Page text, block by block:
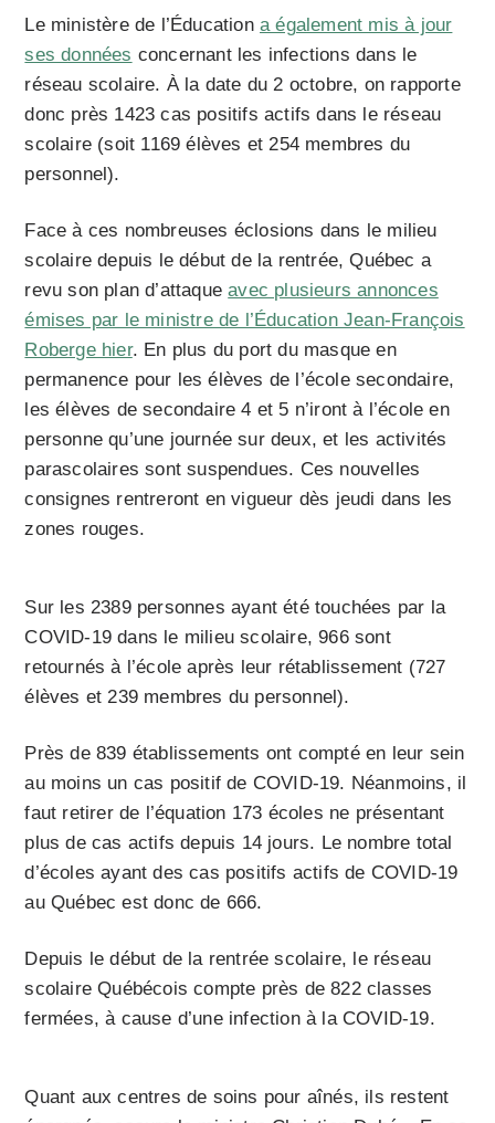
Le ministère de l’Éducationa également mis à jour
ses données concernant les infections dans le
réseau scolaire. À la date du 2 octobre, on rapporte
donc près 1423 cas positifs actifs dans le réseau
scolaire (soit 1169 élèves et 254 membres du
personnel).
Face à ces nombreuses éclosions dans le milieu
scolaire depuis le début de la rentrée, Québec a
revu son plan d’attaqueavec plusieurs annonces
émises par le ministre de l’Éducation Jean-François
Roberge hier. En plus du port du masque en
permanence pour les élèves de l’école secondaire,
les élèves de secondaire 4 et 5 n’iront à l’école en
personne qu’une journée sur deux, et les activités
parascolaires sont suspendues. Ces nouvelles
consignes rentreront en vigueur dès jeudi dans les
zones rouges.
Sur les 2389 personnes ayant été touchées par la
COVID-19 dans le milieu scolaire, 966 sont
retournés à l’école après leur rétablissement (727
élèves et 239 membres du personnel).
Près de 839 établissements ont compté en leur sein
au moins un cas positif de COVID-19. Néanmoins, il
faut retirer de l’équation 173 écoles ne présentant
plus de cas actifs depuis 14 jours. Le nombre total
d’écoles ayant des cas positifs actifs de COVID-19
au Québec est donc de 666.
Depuis le début de la rentrée scolaire, le réseau
scolaire Québécois compte près de 822 classes
fermées, à cause d’une infection à la COVID-19.
Quant aux centres de soins pour aînés, ils restent